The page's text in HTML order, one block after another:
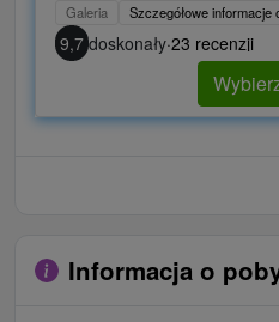
Galeria Szczegółowe
9,7 doskonały·23 recenzji
Informacja o